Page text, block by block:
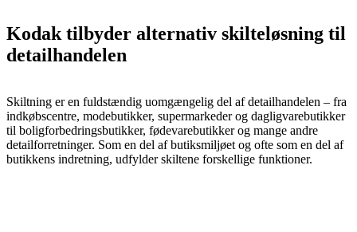
Kodak tilbyder alternativ skilteløsning til
detailhandelen
Skiltning er en fuldstændig uomgængelig del af detailhandelen – fra
indkøbscentre, modebutikker, supermarkeder og dagligvarebutikker
til boligforbedringsbutikker, fødevarebutikker og mange andre
detailforretninger. Som en del af butiksmiljøet og ofte som en del af
butikkens indretning, udfylder skiltene forskellige funktioner.